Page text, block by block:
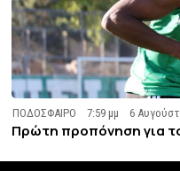
ΠΟΔΟΣΦΑΙΡΟ 7:59 μμ 6
Πρώτη προπόνηση για